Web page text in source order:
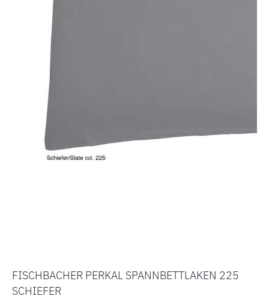
FISCHBACHER PERKAL SPANNBETTLAKEN 225
SCHIEFER